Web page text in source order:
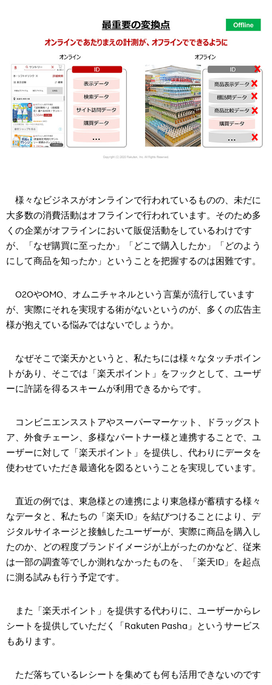
様々なビジネスがオンラインで行われているものの、未だに
大多数の消費活動はオフラインで行われています。そのため多
くの企業がオフラインにおいて販促活動をしているわけです
が、「なぜ購買に至ったか」「どこで購入したか」「どのよう
にして商品を知ったか」ということを把握するのは困難です。
O2OやOMO、オムニチャネルという言葉が流行しています
が、実際にそれを実現する術がないというのが、多くの広告主
様が抱えている悩みではないでしょうか。
なぜそこで楽天かというと、私たちには様々なタッチポイン
トがあり、そこでは「楽天ポイント」をフックとして、ユーザ
ーに許諾を得るスキームが利用できるからです。
コンビニエンスストアやスーパーマーケット、ドラッグスト
ア、外食チェーン、多様なパートナー様と連携することで、ユ
ーザーに対して「楽天ポイント」を提供し、代わりにデータを
使わせていただき最適化を図るということを実現しています。
直近の例では、東急様との連携により東急様が蓄積する様々
なデータと、私たちの「楽天ID」を結びつけることにより、デ
ジタルサイネージと接触したユーザーが、実際に商品を購入し
たのか、どの程度ブランドイメージが上がったのかなど、従来
は一部の調査等でしか測れなかったものを、「楽天ID」を起点
に測る試みも行う予定です。
また「楽天ポイント」を提供する代わりに、ユーザーからレ
シートを提供していただく「Rakuten Pasha」というサービス
もあります。
ただ落ちているレシートを集めても何も活用できないのです